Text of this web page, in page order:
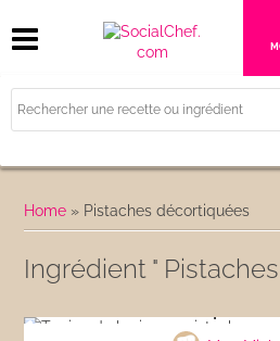
Home » Pistaches décortiquées
Ingrédient "